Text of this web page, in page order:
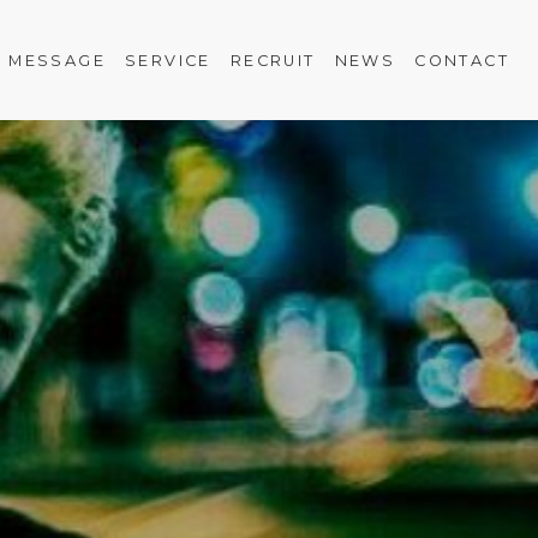
MESSAGE SERVICE RECRUIT NEWS CONTACT